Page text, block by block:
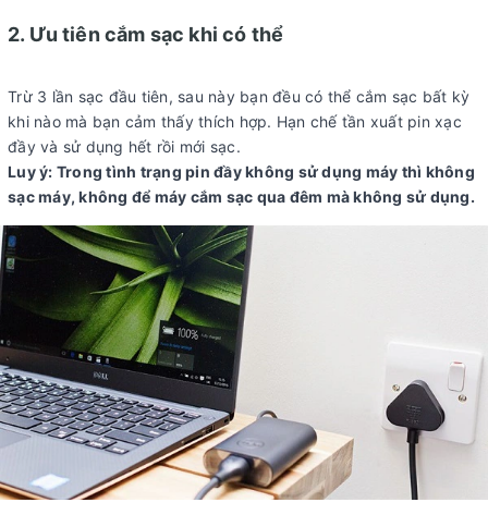
2. Ưu tiên cắm sạc khi có thể
Trừ 3 lần sạc đầu tiên, sau này bạn đều có thể cắm sạc bất kỳ
khi nào mà bạn cảm thấy thích hợp. Hạn chế tần xuất pin xạc
đầy và sử dụng hết rồi mới sạc.
Luy ý: Trong tình trạng pin đầy không sử dụng máy thì không
sạc máy, không để máy cắm sạc qua đêm mà không sử dụng.